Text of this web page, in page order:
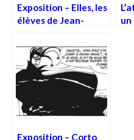
Exposition – Elles, les
élèves de Jean-
un
Exposition – Corto